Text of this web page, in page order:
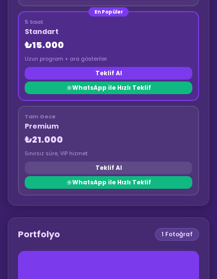
En Popüler
5 Saat
Standart
₺15.000
Uzun program + ara gösteriler
Teklif Al
WhatsApp ile Hızlı Teklif
Tam Gece
Premium
₺21.000
Sınırsız süre, VIP hizmet
Teklif Al
WhatsApp ile Hızlı Teklif
Portfolyo 1 Fotoğraf